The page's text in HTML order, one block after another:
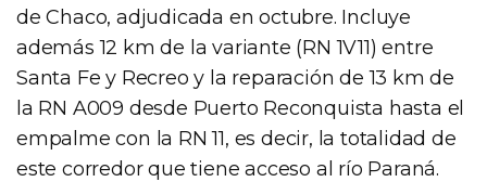
de Chaco, adjudicada en octubre. Incluye
además 12 km de la variante (RN 1V11) entre
Santa Fe y Recreo y la reparación de 13 km de
la RN A009 desde Puerto Reconquista hasta el
empalme con la RN 11, es decir, la totalidad de
este corredor que tiene acceso al río Paraná.